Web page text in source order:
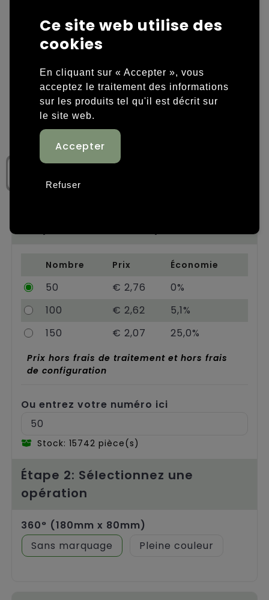
Housses et sacoches ordinateurs portables
Overige tassen
Sacs en papier
Sacs promotionnels
Sacs de voyage
Sacs à dos
Sacs porté épaule
Chariots
Overige kleding
Polos
Sweaters personnalisés
T-shirts personnalisés
Vestes personnalisées
Chaussures personnalisées
Nombre Prix Économie
50 € 2,76
0%
100
€ 2,62
5,1%
150
€ 2,07 25,0%
Ou entrez votre numéro ici
Stock: 15742 pièce(s)
Prix hors frais de traitement et hors frais
de configuration
Étape 2: Sélectionnez une
opération
360° (180mm x 80mm)
Sans marquage
Pleine couleur
Ce site web utilise des
cookies
En cliquant sur « Accepter », vous
acceptez le traitement des informations
sur les produits tel qu'il est décrit sur
le site web.
Refuser